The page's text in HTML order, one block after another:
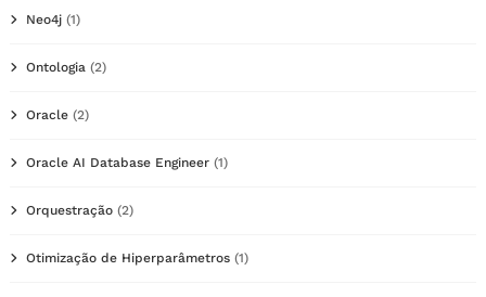
Neo4j (1)
Ontologia (2)
Oracle (2)
Oracle AI Database Engineer (1)
Orquestração (2)
Otimização de Hiperparâmetros (1)